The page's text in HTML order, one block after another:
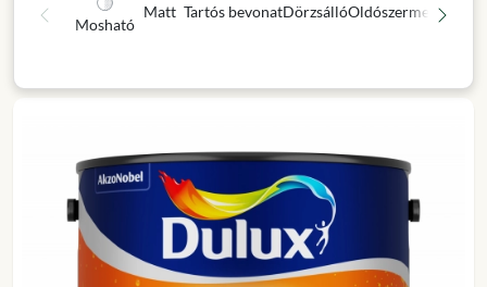
Mosható
Matt Tartós bevonatDörzsállóOldószermentes